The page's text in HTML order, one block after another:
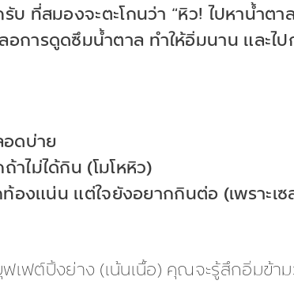
ที่สมองจะตะโกนว่า “หิว! ไปหาน้ำตา
การดูดซึมน้ำตาล ทำให้อิ่มนาน และไป
ดบ่าย
ไม่ได้กิน (โมโหหิว)
องแน่น แต่ใจยังอยากกินต่อ (เพราะเ
ฟต์ปิ้งย่าง (เน้นเนื้อ) คุณจะรู้สึกอิ่มข้า